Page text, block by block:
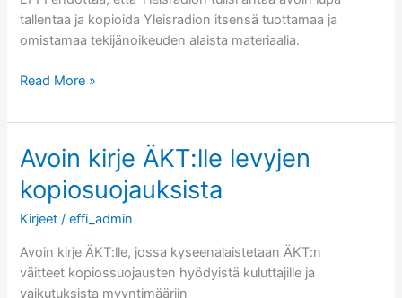
tallentaa ja kopioida Yleisradion itsensä tuottamaa ja
omistamaa tekijänoikeuden alaista materiaalia.
Avoin
Yleisradio
Read More »
Avoin kirje ÄKT:lle levyjen
kopiosuojauksista
Kirjeet /effi_admin
Avoin kirje ÄKT:lle, jossa kyseenalaistetaan ÄKT:n
väitteet kopiossuojausten hyödyistä kuluttajille ja
vaikutuksista myyntimääriin